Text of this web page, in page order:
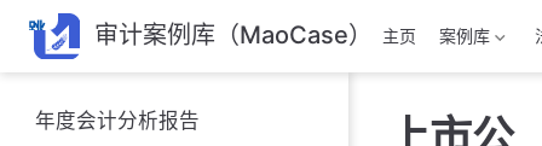
跳
至
主
要
內
审计案例库（MaoCase） 主页 案例库
年度会计分析报告